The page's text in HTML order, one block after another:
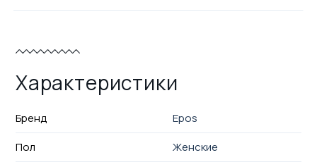
Характеристики
Бренд
Epos
Пол
Женские